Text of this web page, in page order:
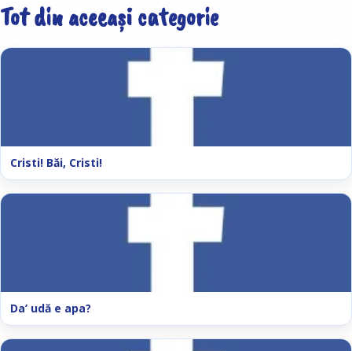
Tot din aceeași categorie
Cristi! Băi, Cristi!
Da’ udă e apa?